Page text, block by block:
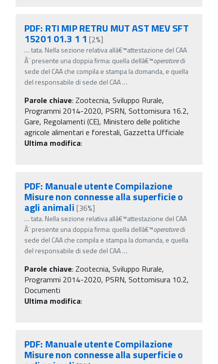
PDF: RTI MIP RETRU MUT AST MEV SFT
15201 01.3 1 1[2%]
…tata. Nella sezione relativa allâ€™attestazione del CAA
Ã¨ presente una doppia firma: quella dellâ€™operatoredi
sede del CAA che compila e stampa la domanda, e quella
del responsabile di sede del CAA…
Parole chiave: Zootecnia, Sviluppo Rurale,
Programmi 2014-2020, PSRN, Sottomisura 16.2,
Gare, Regolamenti (CE), Ministero delle politiche
agricole alimentari e forestali, Gazzetta Ufficiale
Ultima modifica:
PDF: Manuale utente Compilazione
Misure non connesse alla superficie o
agli animali [36%]
…tata. Nella sezione relativa allâ€™attestazione del CAA
Ã¨ presente una doppia firma: quella dellâ€™operatoredi
sede del CAA che compila e stampa la domanda, e quella
del responsabile di sede del CAA…
Parole chiave: Zootecnia, Sviluppo Rurale,
Programmi 2014-2020, PSRN, Sottomisura 10.2,
Documenti
Ultima modifica:
PDF: Manuale utente Compilazione
Misure non connesse alla superficie o